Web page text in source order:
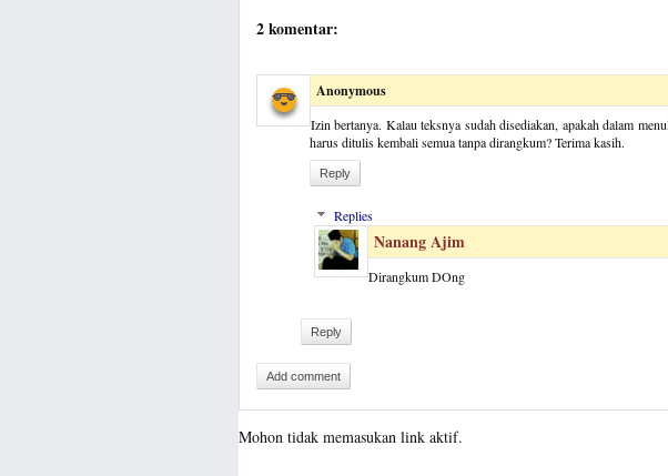
2 komentar:
Anonymous
Izin bertanya. Kalau teksnya sudah disediakan, apakah dalam
harus ditulis kembali semua tanpa dirangkum? Terima kasih.
Reply
Replies
Nanang Ajim
Dirangkum DOng
Reply
Add comment
Mohon tidak memasukan link aktif.